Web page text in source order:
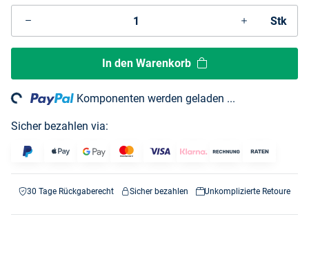
Stk
In den Warenkorb
Komponenten werden geladen ...
Sicher bezahlen via:
30 Tage Rückgaberecht Sicher bezahlen Unkomplizierte Retoure